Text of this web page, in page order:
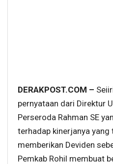
DERAKPOST.COM –
pernyataan dari Direktur
Perseroda Rahman SE
terhadap kinerjanya yang
memberikan Deviden
Pemkab Rohil membuat